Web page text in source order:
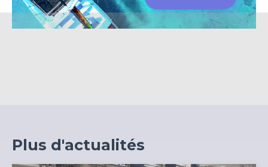
matériel agricole ou de BTP ;
équipements industriels ;
Plus d'actualités